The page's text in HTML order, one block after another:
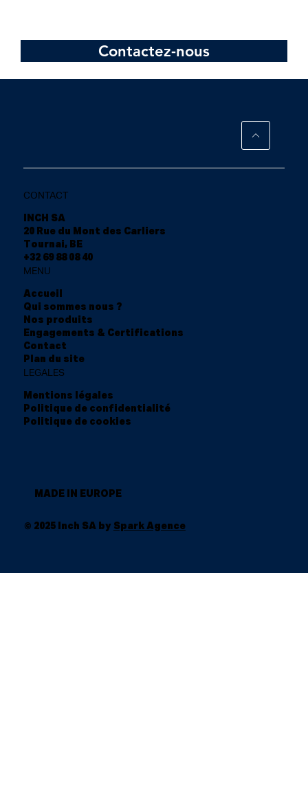
Contactez-nous
CONTACT
INCH SA
20 Rue du Mont des Carliers
Tournai, BE
+32 69 88 08 40
MENU
Accueil
Qui sommes nous ?
Nos produits
Engagements & Certifications
Contact
Plan du site
LEGALES
Mentions légales
Politique de confidentialité
Politique de cookies
MADE IN EUROPE
© 2025 Inch SA by Spark Agence